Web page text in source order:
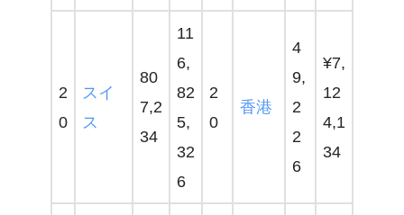
2
0
スイ
ス
80
7,2
34
11
6,
82
5,
32
6
2
0
香港
4
9,
2
2
6
¥7,
12
4,1
34